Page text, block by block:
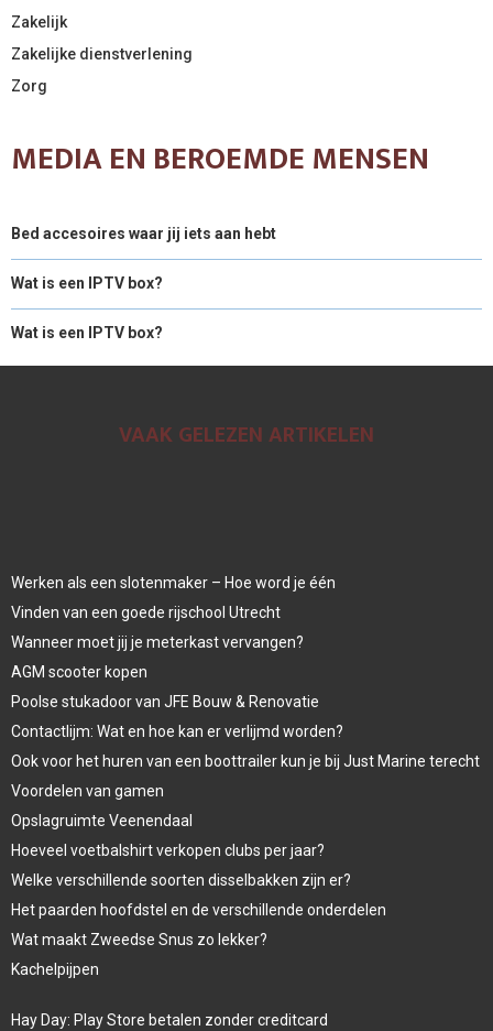
Zakelijk
Zakelijke dienstverlening
Zorg
MEDIA EN BEROEMDE MENSEN
Bed accesoires waar jij iets aan hebt
Wat is een IPTV box?
Wat is een IPTV box?
VAAK GELEZEN ARTIKELEN
Werken als een slotenmaker – Hoe word je één
Vinden van een goede rijschool Utrecht
Wanneer moet jij je meterkast vervangen?
AGM scooter kopen
Poolse stukadoor van JFE Bouw & Renovatie
Contactlijm: Wat en hoe kan er verlijmd worden?
Ook voor het huren van een boottrailer kun je bij Just Marine terecht
Voordelen van gamen
Opslagruimte Veenendaal
Hoeveel voetbalshirt verkopen clubs per jaar?
Welke verschillende soorten disselbakken zijn er?
Het paarden hoofdstel en de verschillende onderdelen
Wat maakt Zweedse Snus zo lekker?
Kachelpijpen
Hay Day: Play Store betalen zonder creditcard